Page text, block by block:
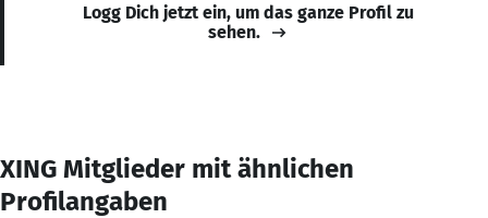
Logg Dich jetzt ein, um das ganze Profil zu
sehen.
XING Mitglieder mit ähnlichen
Profilangaben